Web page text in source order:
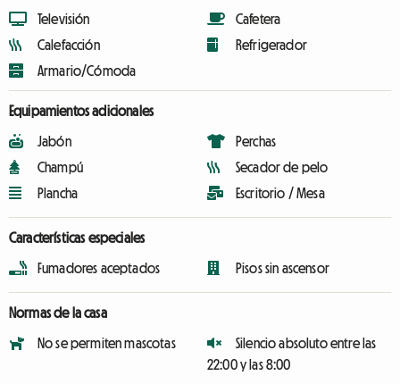
Televisión
Calefacción
Armario/Cómoda
Cafetera
Refrigerador
Equipamientos adicionales
Jabón
Champú
Plancha
Perchas
Secador de pelo
Escritorio / Mesa
Características especiales
Fumadores aceptados Pisos sin ascensor
Normas de la casa
No se permiten mascotas
Silencio absoluto entre las
22:00 y las 8:00